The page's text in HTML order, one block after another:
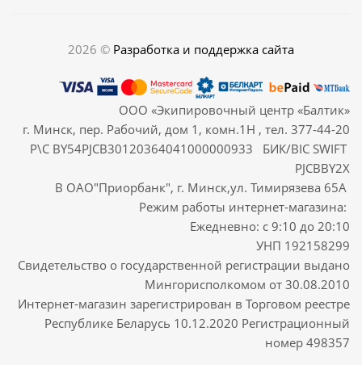
2026 © Разработка и поддержка сайта
ООО «Экипировочный центр «Балтик»
г. Минск, пер. Рабочий, дом 1, комн.1Н , тел. 377-44-20
Р\С BY54PJCB30120364041000000933 БИК/BIC SWIFT
PJCBBY2X
В ОАО"Приорбанк", г. Минск,ул. Тимирязева 65А
Режим работы интернет-магазина:
Ежедневно: с 9:10 до 20:10
УНП 192158299
Свидетельство о государственной регистрации выдано
Мингорисполкомом от 30.08.2010
Интернет-магазин зарегистрирован в Торговом реестре
Республике Беларусь 10.12.2020 Регистрационный
номер 498357